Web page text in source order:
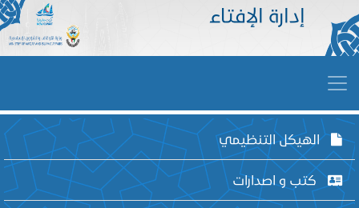
إدارة الإفتاء
الهيكل التنظيمي
كتب و اصدارات